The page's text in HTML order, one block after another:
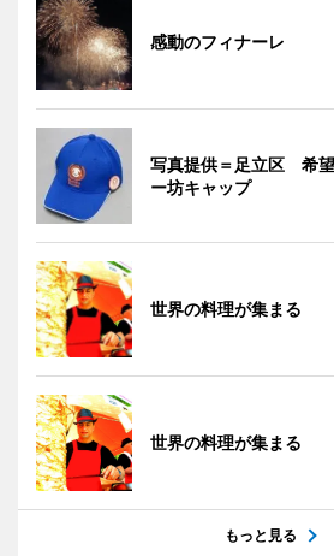
感動のフィナーレ
写真提供＝足立区 希
ー坊キャップ
世界の料理が集まる
世界の料理が集まる
もっと見る